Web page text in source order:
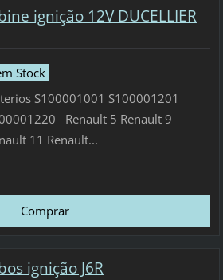
ignição 12V DUCELLIER
Stock
S100001001 S100001201
Renault 5 Renault 9
11 Renault...
ignição J6R